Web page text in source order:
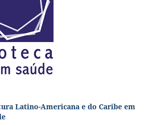
Latino-Americana e do Caribe em